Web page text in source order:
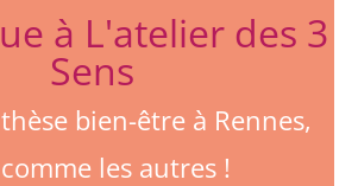
à L'atelier des 3
Sens
bien-être à Rennes,
les autres !